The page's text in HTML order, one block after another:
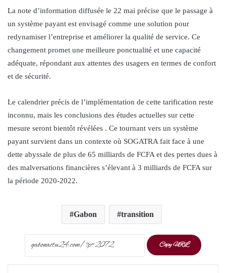
La note d’information diffusée le 22 mai précise que le passage à
un système payant est envisagé comme une solution pour
redynamiser l’entreprise et améliorer la qualité de service. Ce
changement promet une meilleure ponctualité et une capacité
adéquate, répondant aux attentes des usagers en termes de confort
et de sécurité.
Le calendrier précis de l’implémentation de cette tarification reste
inconnu, mais les conclusions des études actuelles sur cette
mesure seront bientôt révélées . Ce tournant vers un système
payant survient dans un contexte où SOGATRA fait face à une
dette abyssale de plus de 65 milliards de FCFA et des pertes dues à
des malversations financières s’élevant à 3 milliards de FCFA sur
la période 2020-2022.
Gabon transition
Copy URL